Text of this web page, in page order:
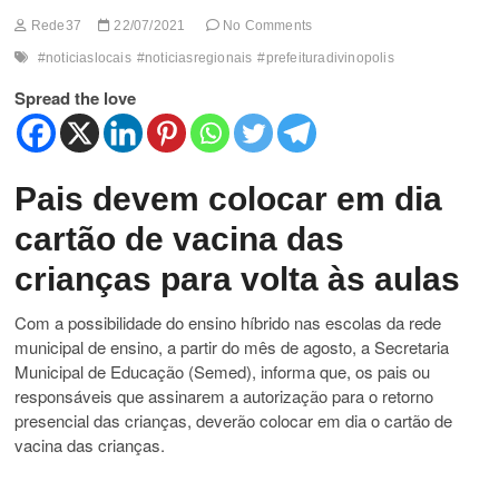
Rede37 22/07/2021 No Comments
#noticiaslocais #noticiasregionais #prefeituradivinopolis
Spread the love
Pais devem colocar em dia
cartão de vacina das
crianças para volta às aulas
Com a possibilidade do ensino híbrido nas escolas da rede
municipal de ensino, a partir do mês de agosto, a Secretaria
Municipal de Educação (Semed), informa que, os pais ou
responsáveis que assinarem a autorização para o retorno
presencial das crianças, deverão colocar em dia o cartão de
vacina das crianças.